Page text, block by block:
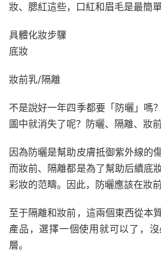
妝、腮紅這些，口紅和眉毛是最簡
具體化妝步驟
底妝
妝前乳/隔離
不是說好一年四季都要「防曬」嗎
圖中就消失了呢？防曬、隔離、妝
因為防曬是幫助皮膚抵御紫外線的
而妝前、隔離都是為了幫助后續底
彩妝的范疇。因此，防曬應該在妝
至于隔離和妝前，這兩個東西從本
產品，選擇一個使用就可以了，
層。